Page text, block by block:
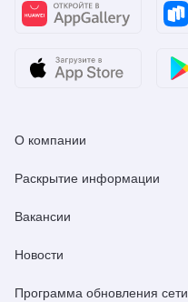
О компании
Раскрытие информации
Вакансии
Новости
Программа обновления сети